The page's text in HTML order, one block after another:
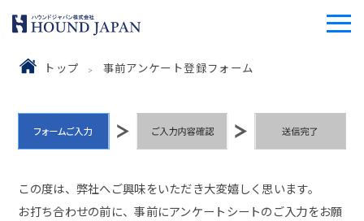
トップ 事前アンケート登録フォーム
この度は、弊社へご興味をいただき大変嬉しく思います。
お打ち合わせの前に、事前にアンケートシートのご入力をお願